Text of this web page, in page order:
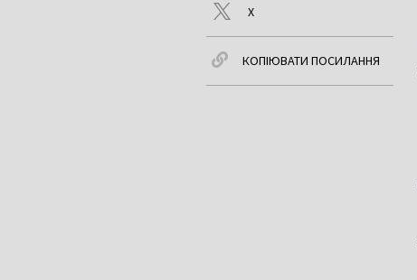
X
КОПІЮВАТИ ПОСИЛАННЯ